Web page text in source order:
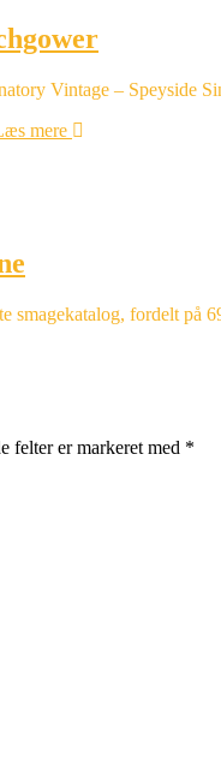
Vintage – Speyside
mere
smagekatalog, fordelt på
felter er markeret med *